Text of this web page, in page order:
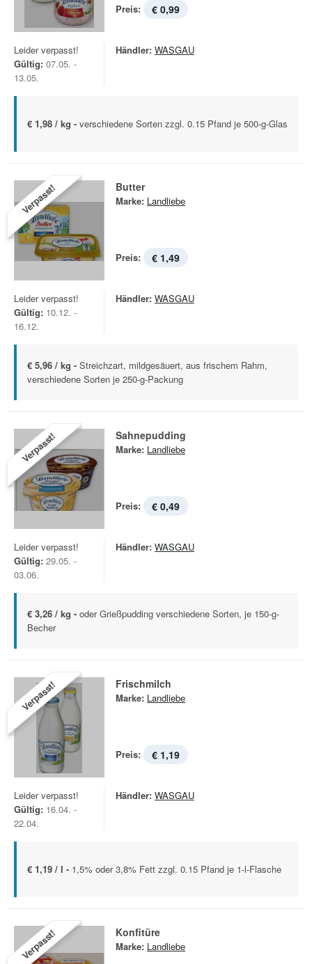
Preis: € 0,99
Leider verpasst!
Gültig: 07.05. -
13.05.
Händler: WASGAU
€ 1,98 / kg - verschiedene Sorten zzgl. 0.15 Pfand je 500-g-Glas
Verpasst! Butter
Marke: Landliebe
Preis: € 1,49
Leider verpasst!
Gültig: 10.12. -
16.12.
Händler: WASGAU
€ 5,96 / kg - Streichzart, mildgesäuert, aus frischem Rahm,
verschiedene Sorten je 250-g-Packung
Verpasst! Sahnepudding
Marke: Landliebe
Preis: € 0,49
Leider verpasst!
Gültig: 29.05. -
03.06.
Händler: WASGAU
€ 3,26 / kg - oder Grießpudding verschiedene Sorten, je 150-g-
Becher
Verpasst! Frischmilch
Marke: Landliebe
Preis: € 1,19
Leider verpasst!
Gültig: 16.04. -
22.04.
Händler: WASGAU
€ 1,19 / l - 1,5% oder 3,8% Fett zzgl. 0.15 Pfand je 1-l-Flasche
Verpasst! Konfitüre
Marke: Landliebe